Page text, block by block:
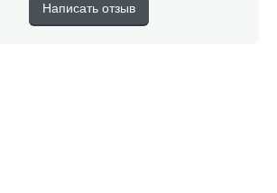
Написать отзыв